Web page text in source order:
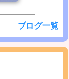
ブログ一覧